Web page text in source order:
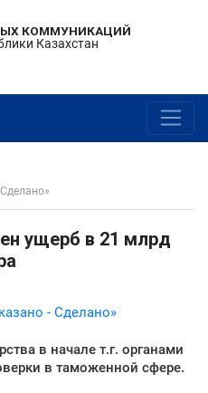
КОММУНИКАЦИЙ
Казахстан
ущерб в 21 млрд
- Сделано»
в начале т.г. органами
в таможенной сфере.